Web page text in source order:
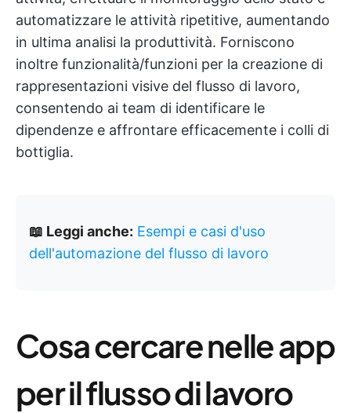
automatizzare le attività ripetitive, aumentando
in ultima analisi la produttività. Forniscono
inoltre funzionalità/funzioni per la creazione di
rappresentazioni visive del flusso di lavoro,
consentendo ai team di identificare le
dipendenze e affrontare efficacemente i colli di
bottiglia.
📖 Leggi anche: Esempi e casi d'uso
dell'automazione del flusso di lavoro
Cosa cercare nelle app
per il flusso di lavoro